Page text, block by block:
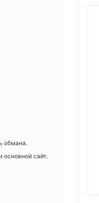
обмана.
основной сайт.